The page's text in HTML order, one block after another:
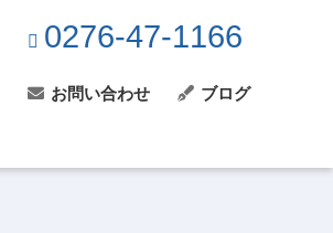
お問い合わせ ブログ
0276-47-1166